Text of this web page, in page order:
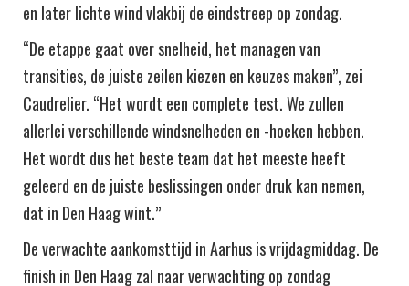
en later lichte wind vlakbij de eindstreep op zondag.
“De etappe gaat over snelheid, het managen van
transities, de juiste zeilen kiezen en keuzes maken”, zei
Caudrelier. “Het wordt een complete test. We zullen
allerlei verschillende windsnelheden en -hoeken hebben.
Het wordt dus het beste team dat het meeste heeft
geleerd en de juiste beslissingen onder druk kan nemen,
dat in Den Haag wint.”
De verwachte aankomsttijd in Aarhus is vrijdagmiddag. De
finish in Den Haag zal naar verwachting op zondag